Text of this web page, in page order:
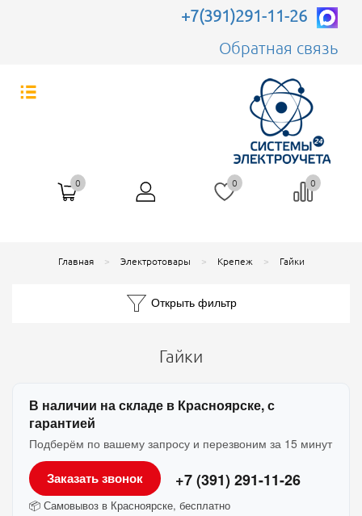
+7(391)291-11-26
Обратная связь
0 0 0
Главная Электротовары Крепеж Гайки
Открыть фильтр
Гайки
В наличии на складе в Красноярске, с
гарантией
Подберём по вашему запросу и перезвоним за 15 минут
Заказать звонок +7 (391) 291-11-26
📦 Самовывоз в Красноярске, бесплатно